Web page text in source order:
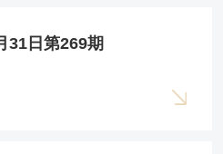
31日第269期